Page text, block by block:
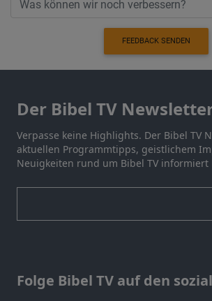
FEEDBACK SENDEN
Der Bibel TV
Verpasse keine Highlights. Der Bibel TV
aktuellen Programmtipps, geistlichem
Neuigkeiten rund um Bibel TV informiert
Folge Bibel TV auf den